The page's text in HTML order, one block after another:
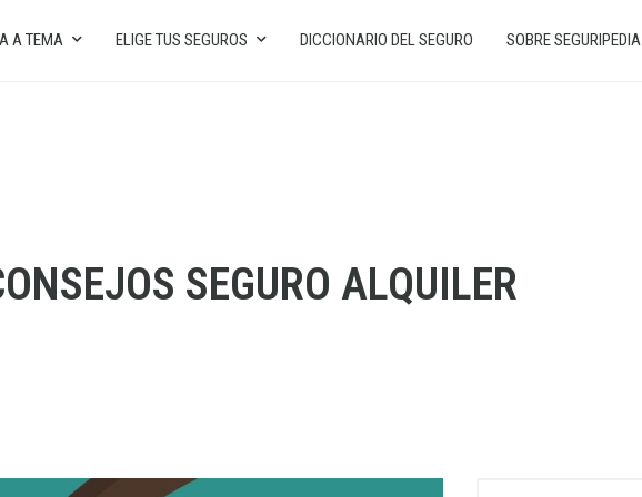
A TEMA ELIGE TUS SEGUROS DICCIONARIO DEL SEGURO SOBRE SEGURIPEDIA
SEGURO ALQUILER